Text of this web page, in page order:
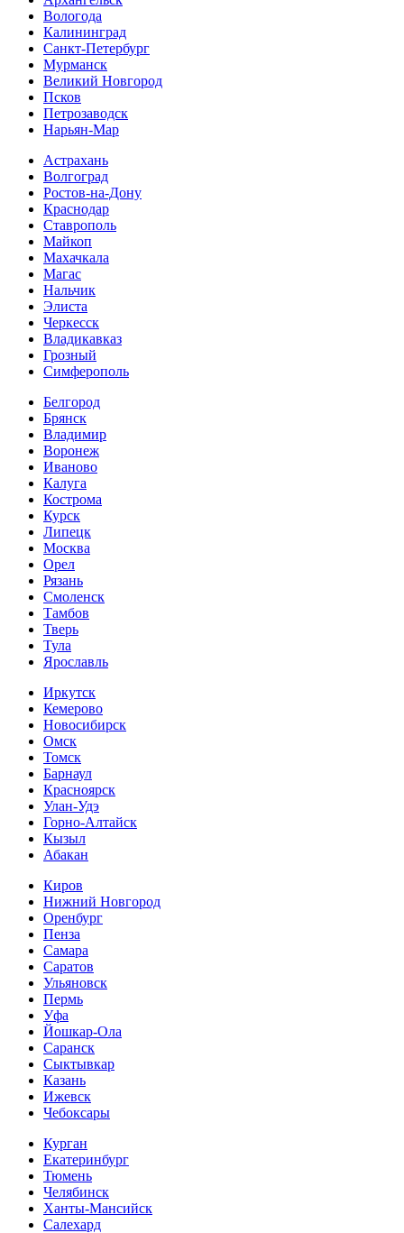
Вологода
Калининград
Санкт-Петербург
Мурманск
Великий Новгород
Псков
Петрозаводск
Нарьян-Мар
Астрахань
Волгоград
Ростов-на-Дону
Краснодар
Ставрополь
Майкоп
Махачкала
Магас
Нальчик
Элиста
Черкесск
Владикавказ
Грозный
Симферополь
Белгород
Брянск
Владимир
Воронеж
Иваново
Калуга
Кострома
Курск
Липецк
Москва
Орел
Рязань
Смоленск
Тамбов
Тверь
Тула
Ярославль
Иркутск
Кемерово
Новосибирск
Омск
Томск
Барнаул
Красноярск
Улан-Удэ
Горно-Алтайск
Кызыл
Абакан
Киров
Нижний Новгород
Оренбург
Пенза
Самара
Саратов
Ульяновск
Пермь
Уфа
Йошкар-Ола
Саранск
Сыктывкар
Казань
Ижевск
Чебоксары
Курган
Екатеринбург
Тюмень
Челябинск
Ханты-Мансийск
Салехард